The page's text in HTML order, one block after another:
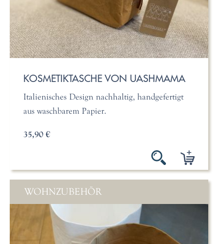
KOSMETIKTASCHE VON UASHMAMA
Italienisches Design nachhaltig, handgefertigt
aus waschbarem Papier.
35,90 €
WOHNZUBEHÖR